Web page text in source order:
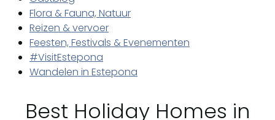
Flora & Fauna, Natuur
Reizen & vervoer
Feesten, Festivals & Evenementen
#VisitEstepona
Wandelen in Estepona
Best Holiday Homes in